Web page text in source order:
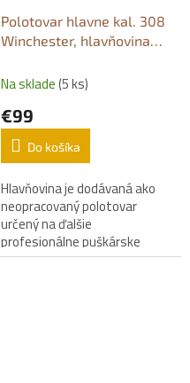
Polotovar hlavne kal. 308
Winchester, hlavňovina
Na sklade(5 ks)
€99
Do košíka
Hlavňovina je dodávaná ako
neopracovaný polotovar
určený na ďalšie
profesionálne puškárske
opracovanie.